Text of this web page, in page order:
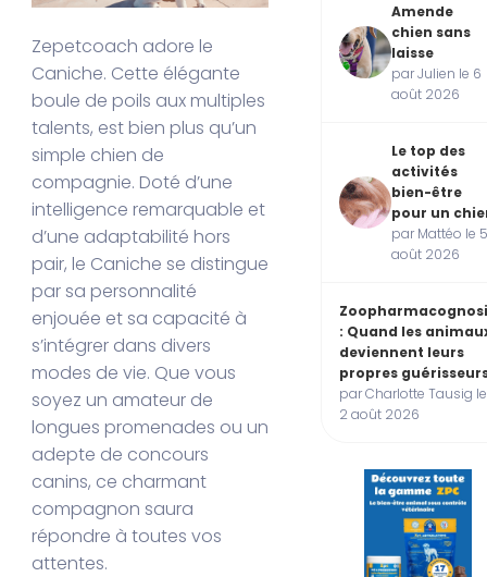
Zepetcoach adore le
Caniche. Cette élégante
boule de poils aux multiples
talents, est bien plus qu’un
simple chien de
compagnie. Doté d’une
intelligence remarquable et
d’une adaptabilité hors
pair, le Caniche se distingue
par sa personnalité
enjouée et sa capacité à
s’intégrer dans divers
modes de vie. Que vous
soyez un amateur de
longues promenades ou un
adepte de concours
canins, ce charmant
compagnon saura
répondre à toutes vos
attentes.
Amende
chien sans
laisse
par Julien le 6
août 2026
Le top des
activités
bien-être
pour un
par Mattéo le 5
août 2026
: Quand les
deviennent leurs
propres
par Charlotte Tausig le
2 août 2026